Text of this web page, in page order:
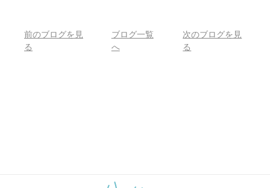
前のブログを見
る
ブログ一覧
へ
次のブログを見
る